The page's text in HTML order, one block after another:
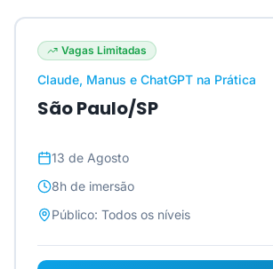
Vagas Limitadas
Claude, Manus e ChatGPT na Prática
São Paulo/SP
13 de Agosto
8h de imersão
Público: Todos os níveis